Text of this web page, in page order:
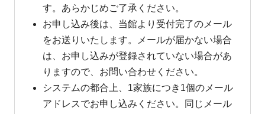
す。あらかじめご了承ください。
お申し込み後は、当館より受付完了のメール
をお送りいたします。メールが届かない場合
は、お申し込みが登録されていない場合があ
りますので、お問い合わせください。
システムの都合上、1家族につき1個のメール
アドレスでお申し込みください。同じメール